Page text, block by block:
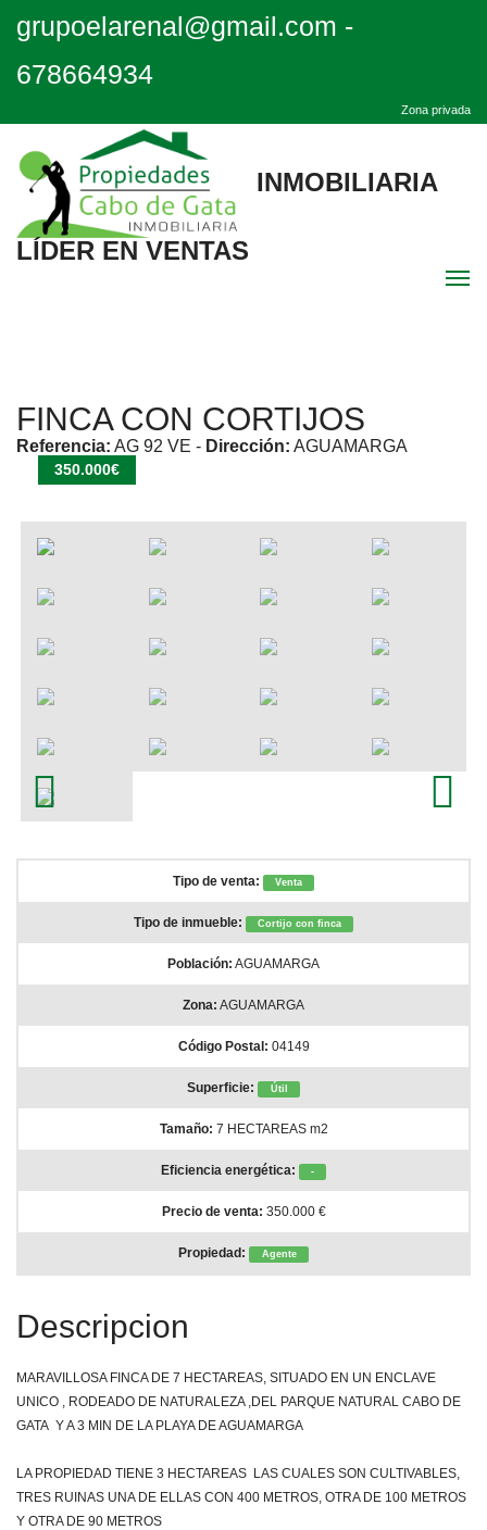
grupoelarenal@gmail.com -
678664934
Zona privada
INMOBILIARIA
LÍDER EN VENTAS
Destacadas
Quiénes Somos
Contacto
Alquila Cabo de Gata
FINCA CON CORTIJOS
Referencia: AG 92 VE - Dirección: AGUAMARGA
350.000€
Tipo de venta: Venta
Tipo de inmueble: Cortijo con finca
Población: AGUAMARGA
Zona: AGUAMARGA
Código Postal: 04149
Superficie: Útil
Tamaño: 7 HECTAREAS m2
Eficiencia energética: -
Precio de venta: 350.000 €
Propiedad: Agente
Descripcion
MARAVILLOSA FINCA DE 7 HECTAREAS, SITUADO EN UN ENCLAVE
UNICO , RODEADO DE NATURALEZA ,DEL PARQUE NATURAL CABO DE
GATA Y A 3 MIN DE LA PLAYA DE AGUAMARGA
LA PROPIEDAD TIENE 3 HECTAREAS LAS CUALES SON CULTIVABLES,
TRES RUINAS UNA DE ELLAS CON 400 METROS, OTRA DE 100 METROS
Y OTRA DE 90 METROS